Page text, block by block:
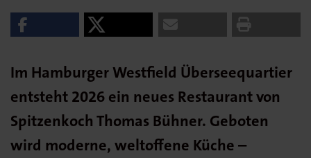
Im Hamburger Westfield Überseequartier
entsteht 2026 ein neues Restaurant von
Spitzenkoch Thomas Bühner. Geboten
wird moderne, weltoffene Küche –